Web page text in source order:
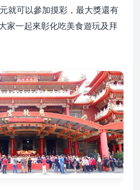
就可以參加摸彩，最大獎還有
家一起來彰化吃美食遊玩及拜